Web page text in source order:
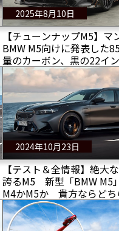
2025年8月10日
【チューンナップM5】マ
BMW M5向けに発表した
量のカーボン、黒の22イ
ル、トリプルマフラーが
呼んでいる！
2024年10月23日
【テスト＆全情報】絶大
誇るM5 新型「BMW M5
M4かM5か 貴方ならどち
伝統的な純粋主義者なら